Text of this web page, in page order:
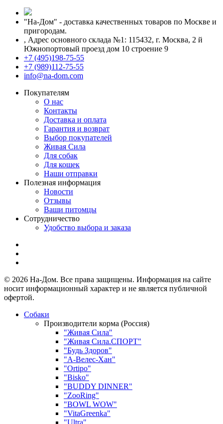
"На-Дом" - доставка качественных товаров по Москве и
пригородам.
, Адрес основного склада №1: 115432, г. Москва, 2 й
Южнопортовый проезд дом 10 строение 9
+7 (495)198-75-55
+7 (989)112-75-55
info@na-dom.com
Покупателям
О нас
Контакты
Доставка и оплата
Гарантия и возврат
Выбор покупателей
Живая Сила
Для собак
Для кошек
Наши отправки
Полезная информация
Новости
Отзывы
Ваши питомцы
Сотрудничество
Удобство выбора и заказа
© 2026 На-Дом. Все права защищены. Информация на сайте
носит информационный характер и не является публичной
офертой.
Собаки
Производители корма (Россия)
"Живая Сила"
"Живая Сила.СПОРТ"
"Будь Здоров"
"А-Велес-Хан"
"Ortipo"
"Bisko"
"BUDDY DINNER"
"ZooRing"
"BOWL WOW"
"VitaGreenka"